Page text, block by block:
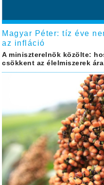
Magyar Péter: tíz éve
az infláció
A miniszterelnök közölte:
csökkent az élelmiszerek ára